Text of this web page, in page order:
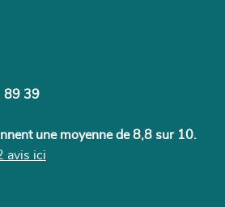
89 39
une moyenne de 8,8 sur 10.
avis ici